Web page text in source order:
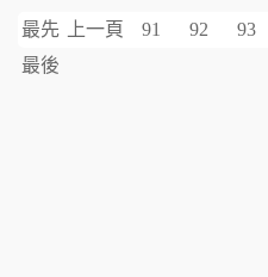
最先 上一頁 91 92 93
最後